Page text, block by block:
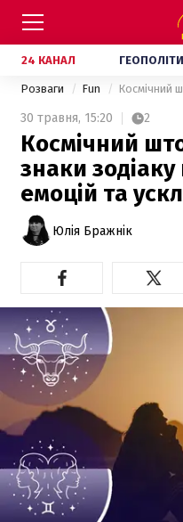
24 КАНАЛ
Розваги Fun
30 травня, 15:20 2
Космічний
знаки
емоцій та
Юлія Бражнік